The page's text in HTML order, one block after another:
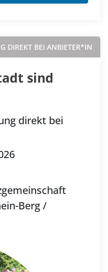
DIREKT BEI ANBIETER*IN
sind
direkt bei
Berg /